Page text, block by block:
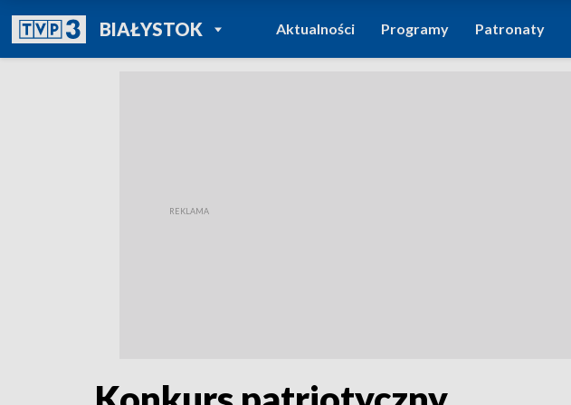
BIAŁYSTOKPOWRÓT DO
TVP REGIONY
Aktualności Programy Patronaty